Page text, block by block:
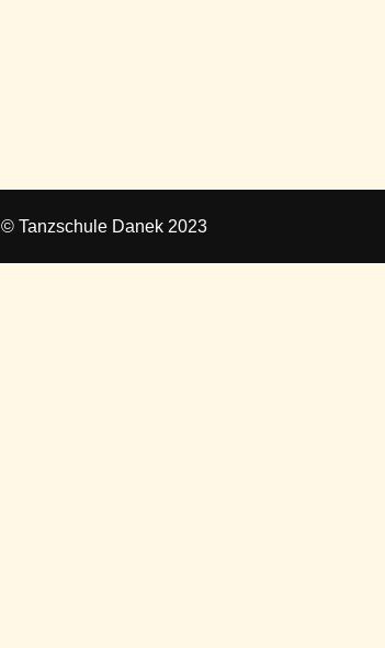
© Tanzschule Danek 2023